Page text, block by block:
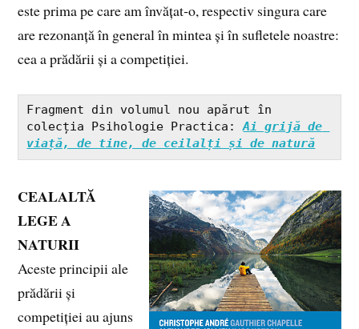
este prima pe care am învățat‑o, respectiv singura care
are rezonanță în general în mintea și în sufletele noastre:
cea a prădării și a competiției.
Fragment din volumul nou apărut în
colecția Psihologie Practica: Ai grijă de
viață, de tine, de ceilalți și de natură
CEALALTĂ
LEGE A
NATURII
Aceste principii ale
prădării și
competiției au ajuns